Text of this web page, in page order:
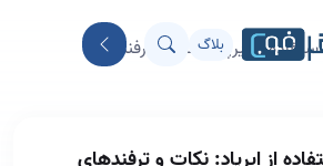
بلاگ
از ایرپاد: نکات و ترفندهای
از ایرپاد: نکات و ترفندهای